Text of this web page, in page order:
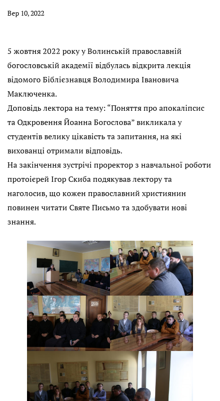
Вер 10, 2022
5 жовтня 2022 року у Волинській православній
богословській академії відбулась відкрита лекція
відомого Біблієзнавця Володимира Івановича
Маключенка.
Доповідь лектора на тему: “Поняття про апокаліпсис
та Одкровення Йоанна Богослова” викликала у
студентів велику цікавість та запитання, на які
вихованці отримали відповідь.
На закінчення зустрічі проректор з навчальної роботи
протоієрей Ігор Скиба подякував лектору та
наголосив, що кожен православний християнин
повинен читати Святе Письмо та здобувати нові
знання.